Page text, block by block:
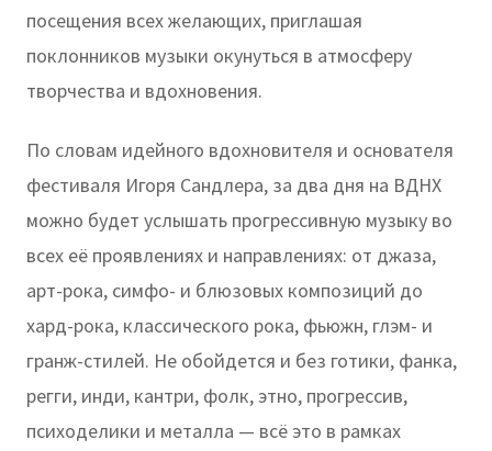
посещения всех желающих, приглашая
поклонников музыки окунуться в атмосферу
творчества и вдохновения.
По словам идейного вдохновителя и основателя
фестиваля Игоря Сандлера, за два дня на ВДНХ
можно будет услышать прогрессивную музыку во
всех её проявлениях и направлениях: от джаза,
арт-рока, симфо- и блюзовых композиций до
хард-рока, классического рока, фьюжн, глэм- и
гранж-стилей. Не обойдется и без готики, фанка,
регги, инди, кантри, фолк, этно, прогрессив,
психоделики и металла — всё это в рамках